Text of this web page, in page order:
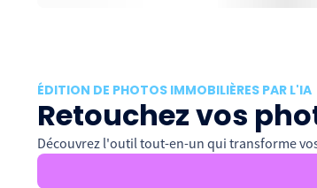
ÉDITION DE PHOTOS IMMOBILIÈRES PAR L'IA
Retouchez vos
Découvrez l'outil tout-en-un qui transforme